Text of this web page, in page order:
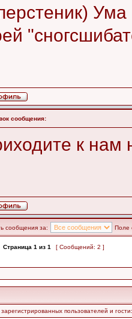
сообщения:
к нам
сообщения за: Поле
Страница 1 из 1 [ Сообщений: 2 ]
пользователей и